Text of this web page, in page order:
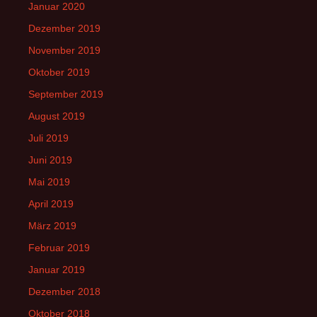
Januar 2020
Dezember 2019
November 2019
Oktober 2019
September 2019
August 2019
Juli 2019
Juni 2019
Mai 2019
April 2019
März 2019
Februar 2019
Januar 2019
Dezember 2018
Oktober 2018